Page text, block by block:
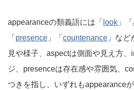
appearanceの類義語には「 look 」「
「 presence 」「 countenance 」な
見や様子、aspectは側面や見え方
ジ、presenceは存在感や雰囲気、
つきを指し、いずれもappearance